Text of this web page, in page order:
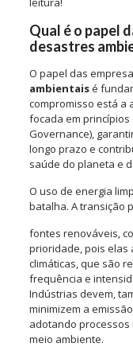
Qual é o papel
desastres
O papel das
ambientaisé
compromisso está a
focada em princípios
Governance),
longo prazo e
saúde do planeta e
O uso de energia
batalha. A transição
fontes renováveis,
prioridade, pois elas
climáticas, que são
frequência e
Indústrias devem,
minimizem a
adotando processos
meio ambiente.